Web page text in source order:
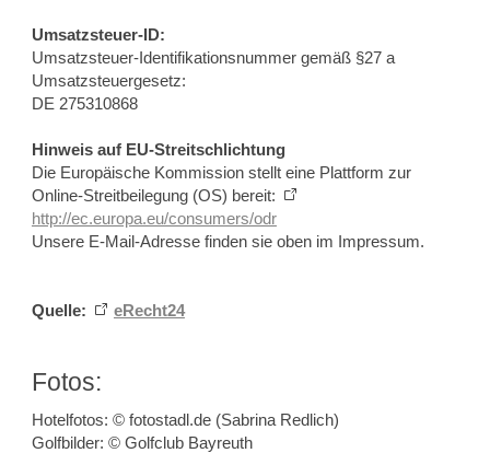
Umsatzsteuer-ID:
Umsatzsteuer-Identifikationsnummer gemäß §27 a
Umsatzsteuergesetz:
DE 275310868
Hinweis auf EU-Streitschlichtung
Die Europäische Kommission stellt eine Plattform zur
Online-Streitbeilegung (OS) bereit:
http://ec.europa.eu/consumers/odr
Unsere E-Mail-Adresse finden sie oben im Impressum.
Quelle: eRecht24
Fotos:
Hotelfotos: © fotostadl.de (Sabrina Redlich)
Golfbilder: © Golfclub Bayreuth